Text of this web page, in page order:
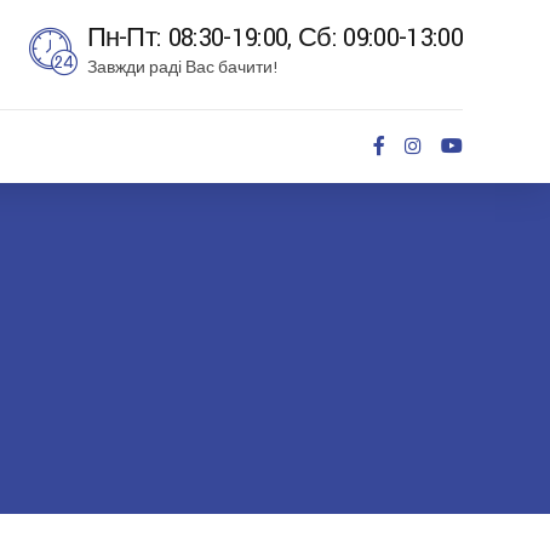
Пн-Пт: 08:30-19:00, Сб: 09:00-13:00
Завжди раді Вас бачити!